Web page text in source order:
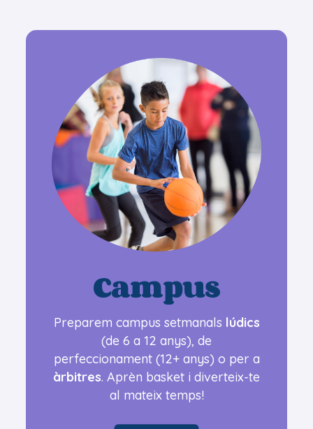
Campus
Preparem campus setmanals lúdics
(de 6 a 12 anys), de
perfeccionament (12+ anys) o per a
àrbitres. Aprèn basket i diverteix-te
al mateix temps!